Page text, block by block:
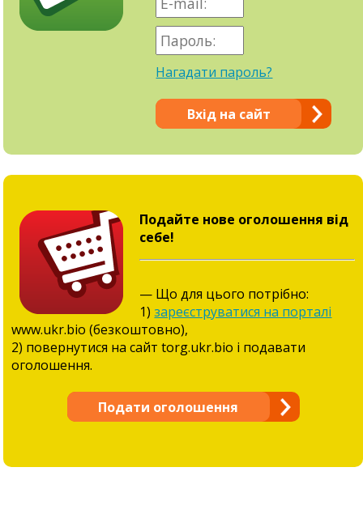
Нагадати пароль?
Вхід на сайт
Подайте нове оголошення від
себе!
— Що для цього потрібно:
1)зареєструватися на порталі
www.ukr.bio (безкоштовно),
2) повернутися на сайт torg.ukr.bio і подавати
оголошення.
Подати оголошення